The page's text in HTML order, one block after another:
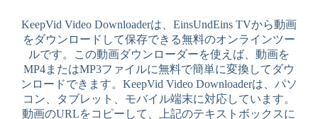
KeepVid Video Downloaderは、EinsUndEins TVから動画
をダウンロードして保存できる無料のオンラインツー
ルです。この動画ダウンローダーを使えば、動画を
MP4またはMP3ファイルに無料で簡単に変換してダウ
ンロードできます。KeepVid Video Downloaderは、パソ
コン、タブレット、モバイル端末に対応しています。
動画のURLをコピーして、上記のテキストボックスに